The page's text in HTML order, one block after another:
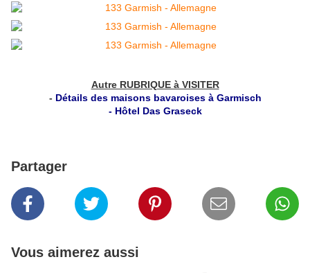
Autre RUBRIQUE à VISITER
- Détails des maisons bavaroises à Garmisch
-Hôtel Das Graseck
Partager
Vous aimerez aussi